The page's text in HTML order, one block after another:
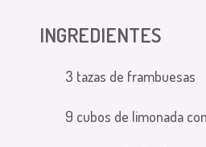
INGREDIENTES
3 tazas de frambuesas
9 cubos de limonada